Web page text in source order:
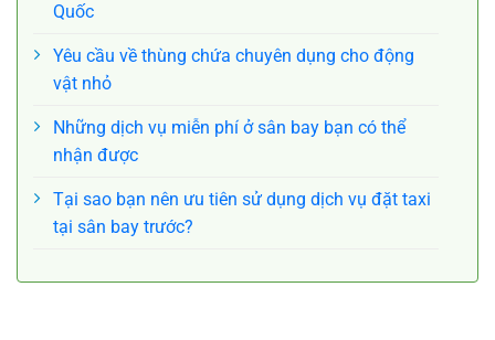
Quốc
Yêu cầu về thùng chứa chuyên dụng cho động
vật nhỏ
Những dịch vụ miễn phí ở sân bay bạn có thể
nhận được
Tại sao bạn nên ưu tiên sử dụng dịch vụ đặt taxi
tại sân bay trước?